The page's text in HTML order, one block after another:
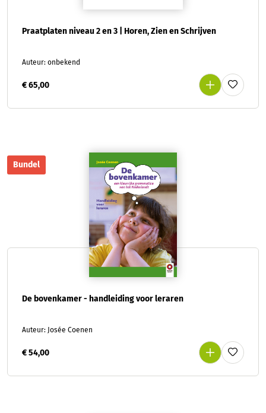
Praatplaten niveau 2 en 3 | Horen, Zien en Schrijven
Auteur: onbekend
€ 65,00
Bundel
De bovenkamer - handleiding voor leraren
Auteur: Josée Coenen
€ 54,00